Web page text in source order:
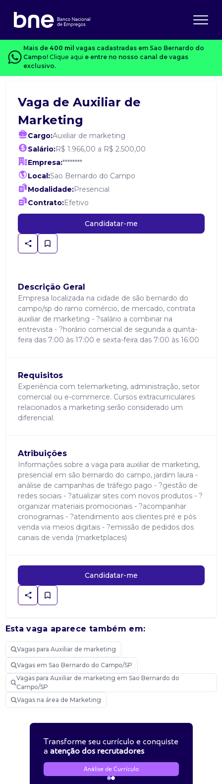
Mais de 400 mil vagas cadastradas em Sao Bernardo do
Campo! Clique aqui e entre no nosso canal de vagas
exclusivo.
Vaga de Auxiliar de
Marketing
Cargo:Auxiliar de marketing
Salário:R$ 1.966,00 a R$ 2.500,00
Empresa:********
Local:Sao Bernardo do Campo
Modalidade:Presencial
Contrato:Efetivo
Candidatar-me
Descrição Geral
Empresa localizada na cidade de são bernardo do
campo/sp do ramo comércio, de mercado, contrata
auxiliar de marketing - ?salário a combinar na
entrevista - ?horário comercial de segunda a quinta-
feira das 7:00 às 17:00 e sexta-feira das 7:00 às 16:00
Requisitos
Experiência com telemarketing, administração, setor
comercial ou e-commerce. Cursos extracurriculares
relacionados a marketing serão considerado um
diferencial.
Atribuições
Informações sobre a vaga para auxiliar de marketing,
presencial em são bernardo do campo, jardim laura -
análise de campanhas de tráfego pago - ?gestão de
redes sociais - ?atualizar sites com novos produtos - ?
organizar materiais promocionais - ?acompanhar
cronogramas - ?atendimento aos clientes pré e pós
venda via meios digitais - ?emissão de pedidos dos
canais de venda (marketplaces)
Candidatar-me
Esta vaga aparece também em:
Vagas para Auxiliar de marketing
Vagas em Sao Bernardo do Campo/SP
Vagas para Auxiliar de marketing em Sao Bernardo do
Campo/SP
Vagas na área de Marketing
Transforme seu currículo e conquiste
a atenção dos recrutadores
Análise de Currículo